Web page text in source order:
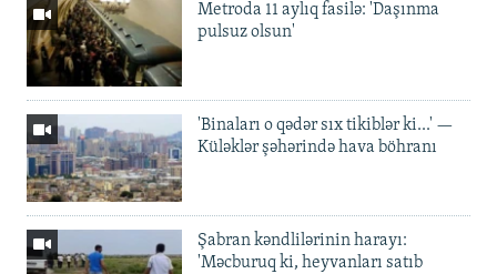
Metroda 11 aylıq fasilə: 'Daşınma
pulsuz olsun'
'Binaları o qədər sıx tikiblər ki...' —
Küləklər şəhərində hava böhranı
Şabran kəndlilərinin harayı:
'Məcburuq ki, heyvanları satıb